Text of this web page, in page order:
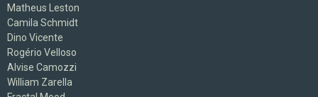
Matheus Leston
Camila Schmidt
Dino Vicente
Rogério Velloso
Alvise Camozzi
William Zarella